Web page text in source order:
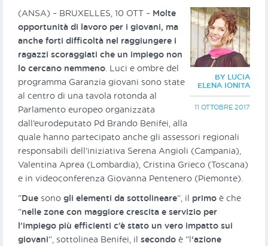
BY LUCIA
ELENA IONITA
11 OTTOBRE 2017
(ANSA) – BRUXELLES, 10 OTT – Molte
opportunità di lavoro per i giovani, ma
anche forti difficoltà nel raggiungere i
ragazzi scoraggiati che un impiego non
lo cercano nemmeno. Luci e ombre del
programma Garanzia giovani sono state
al centro di una tavola rotonda al
Parlamento europeo organizzata
dall’eurodeputato Pd Brando Benifei, alla
quale hanno partecipato anche gli assessori regionali
responsabili dell’iniziativa Serena Angioli (Campania),
Valentina Aprea (Lombardia), Cristina Grieco (Toscana)
e in videoconferenza Giovanna Pentenero (Piemonte).
“Due sono gli elementi da sottolineare“, il primo è che
“nelle zone con maggiore crescita e servizio per
l’impiego più efficienti c’è stato un vero impatto sui
giovani“, sottolinea Benifei, il secondo è “l ‘azione